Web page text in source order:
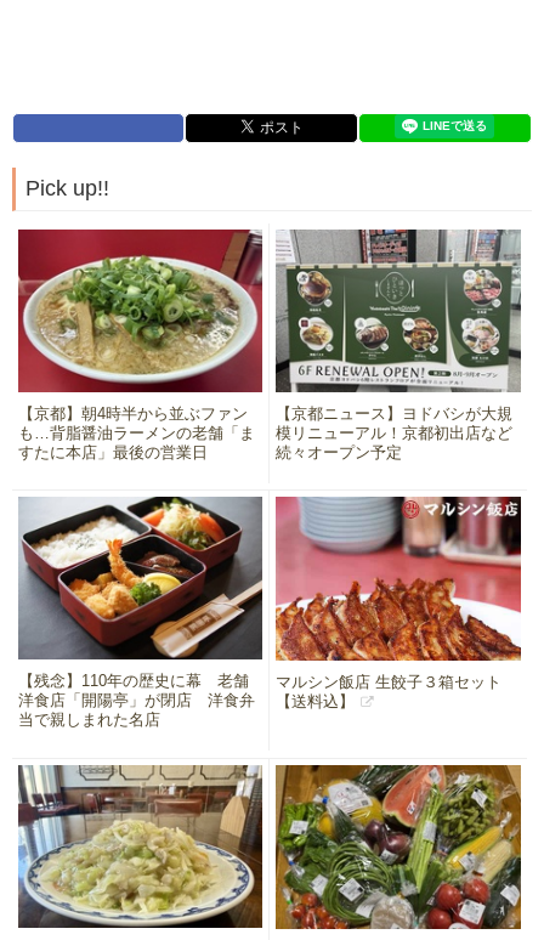
Pick up!!
【京都】朝4時半から並ぶファン
も…背脂醤油ラーメンの老舗「ま
すたに本店」最後の営業日
【京都ニュース】ヨドバシが大規
模リニューアル！京都初出店など
続々オープン予定
【残念】110年の歴史に幕 老舗
洋食店「開陽亭」が閉店 洋食弁
当で親しまれた名店
マルシン飯店 生餃子３箱セット
【送料込】